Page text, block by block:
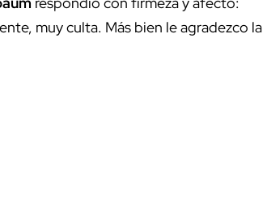
muy culta. Más bien le agradezco la